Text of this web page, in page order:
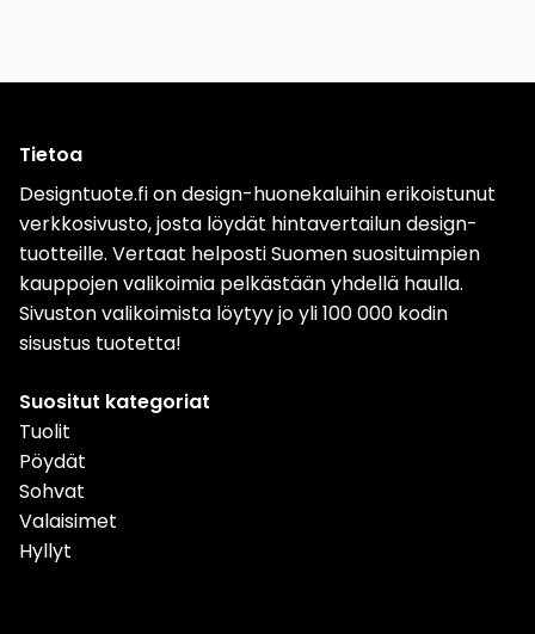
Tietoa
Designtuote.fi on design-huonekaluihin erikoistunut
verkkosivusto, josta löydät hintavertailun design-
tuotteille. Vertaat helposti Suomen suosituimpien
kauppojen valikoimia pelkästään yhdellä haulla.
Sivuston valikoimista löytyy jo yli 100 000 kodin
sisustus tuotetta!
Suositut kategoriat
Tuolit
Pöydät
Sohvat
Valaisimet
Hyllyt